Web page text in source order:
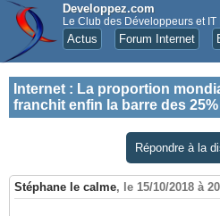
Developpez.com
Le Club des Développeurs et IT
Actus Forum Internet
Internet : La proportion
franchit enfin la barre des
Répondre à la
Stéphane le calme, le 15/10/2018 à